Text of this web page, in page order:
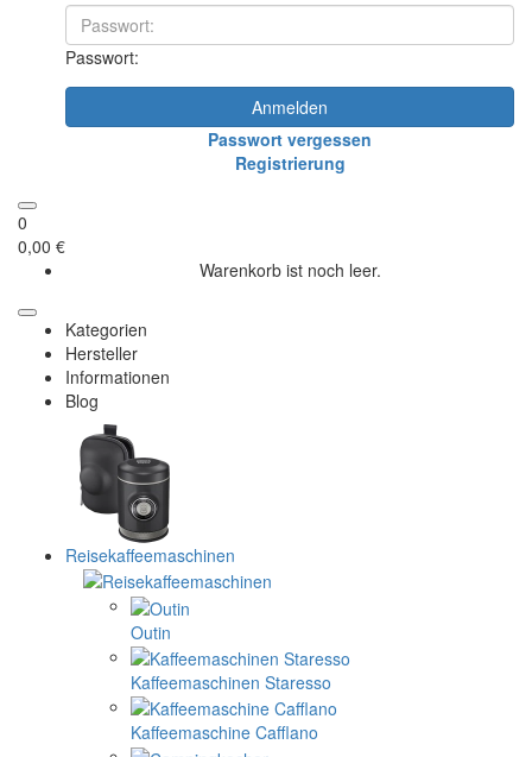
Passwort:
Anmelden
Passwort vergessen
Registrierung
0
0,00 €
Warenkorb ist noch leer.
Kategorien
Hersteller
Informationen
Blog
Reisekaffeemaschinen
Outin
Kaffeemaschinen Staresso
Kaffeemaschine Cafflano